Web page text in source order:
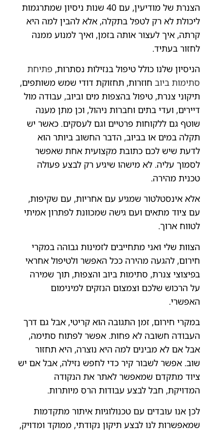
הצנרת של מודיעין, עם 40 שנות ניסיון שמתרגמות
ליכולת לא רק לטפל בתקלה, אלא להבין למה היא
קרתה, איך לעצור אותה בזמן, ואיך למנוע ממנה
לחזור בעתיד.
הניסיון שלנו כולל טיפול בנזילות נסתרות, פתיחת
סתימות ביובחוזרות, תחזוקת דודי שמש משותפים,
תיקוני צנרת, טיפול בהצפות מים וביוב, עבודה מול
דיירים, ועדי בתים וחברות ניהול, וכן מתן מענה
שוטף גם ללקוחות פרטיים וגם לעסקים. כאשר יש
תקלה במים או בביוב, הדבר החשוב ביותר הוא
לדעת שיש לכם כתובת מקצועית אחת שאפשר
לסמוך עליה. לא מישהו שיגיע רק לבצע פעולה
טכנית מהירה.
אלא אינסטלטור שמגיע עם אחריות, עם שקיפות,
עם ציוד מתאים ועם גישה שמכוונת לפתרון אמיתי
לטווח ארוך.
הצוות שלי ואני מתחייבים לזמינות גבוהה במקרי
חירום, להגעה מהירה ככל האפשר ולטיפול אחראי
בפיצוצי צנרת, סתימות ביוב והצפות, תוך שמירה
על הרכוש שלכם וצמצום הנזקים למינימום
האפשרי.
במקרי חירום, זמן התגובה הוא קריטי, אבל גם דרך
העבודה חשובה לא פחות. אפשר לפתוח סתימה,
אבל אם לא מבינים למה היא נוצרה, היא תחזור
שוב. אפשר לשבור קיר כדי לחפש נזילה, אבל אם יש
ציוד מתקדם שמאפשר לאתר את הנקודה
המדויקת, חבל לבצע עבודות הרס מיותרות.
לכן אנו עובדים עם טכנולוגיות איתור מתקדמות
שמאפשרות לנו לבצע תיקון נקודתי, ממוקד ומדויק,